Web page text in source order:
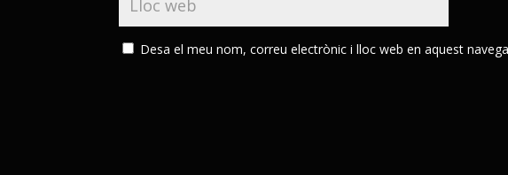
Desa el meu nom, correu electrònic i lloc web en aquest